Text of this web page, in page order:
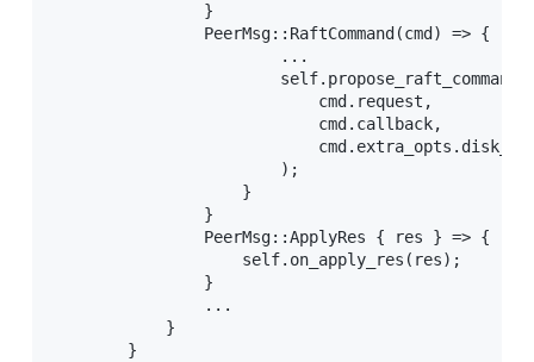
                }
                PeerMsg::RaftCommand(cmd) => {
                        ...
                        self.propose_raft_command(
                            cmd.request,
                            cmd.callback,
                        );
                    }
                }
                PeerMsg::ApplyRes { res } => {
                    self.on_apply_res(res);
                }
                ...
            }
        }